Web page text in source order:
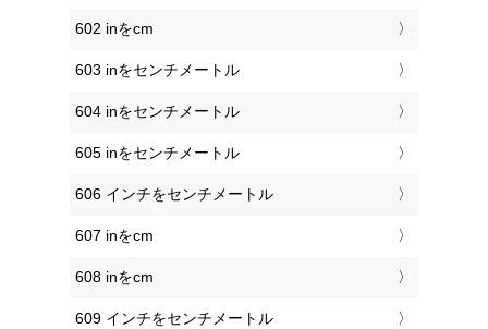
602 inをcm
603 inをセンチメートル
604 inをセンチメートル
605 inをセンチメートル
606 インチをセンチメートル
607 inをcm
608 inをcm
609 インチをセンチメートル